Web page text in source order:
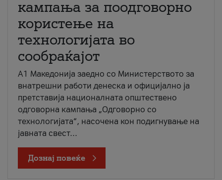
кампања за поодговорно
користење на
технологијата во
сообраќајот
A1 Македонија заедно со Министерството за
внатрешни работи денеска и официјално ја
претставија националната општествено
одговорна кампања „Одговорно со
технологијата“, насочена кон подигнување на
јавната свест...
Дознај повеќе